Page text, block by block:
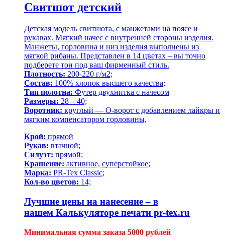
Свитшот детский
Детская модель свитшота, с манжетами на поясе и
рукавах. Мягкий начес с внутренней стороны изделия.
Манжеты, горловина и низ изделия выполнены из
мягкой рибаны. Представлен в 14 цветах – вы точно
подберете тон под ваш фирменный стиль.
Плотность: 200-220 г/м2;
Состав: 100% хлопок высшего качества;
Тип полотна: Футер двухнитка с начесом
Размеры: 28 – 40;
Воротник: круглый — О-ворот с добавлением лайкры и
мягким компенсатором горловины,
Крой: прямой
Рукав: втачной;
Силуэт: прямой;
Крашение: активное, суперстойкое;
Марка: PR-Tex Classic;
Кол-во цветов: 14;
Лучшие цены на нанесение – в
нашем Калькуляторе печати pr-tex.ru
Минимальная сумма заказа 5000 рублей